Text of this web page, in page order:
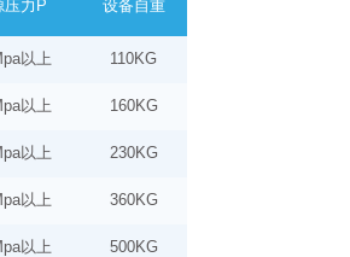
压力P 设备自重
以上 110KG
以上 160KG
以上 230KG
以上 360KG
以上 500KG